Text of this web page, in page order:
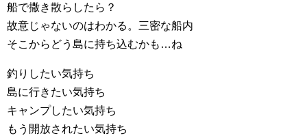
船で撒き散らしたら？
故意じゃないのはわかる。三密な船内
そこからどう島に持ち込むかも…ね
釣りしたい気持ち
島に行きたい気持ち
キャンプしたい気持ち
もう開放されたい気持ち